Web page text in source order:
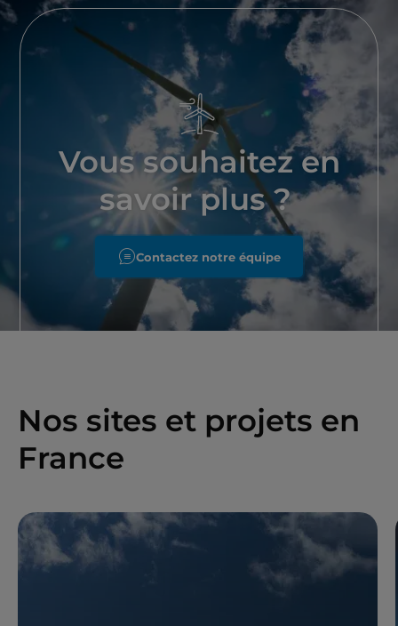
Vous souhaitez en
savoir plus ?
Contactez notre équipe
Nos sites et projets en
France